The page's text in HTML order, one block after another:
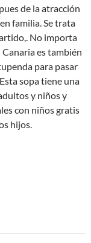
de la atracción
familia. Se trata
No importa
es también
para pasar
sopa tiene una
y niños y
con niños gratis
hijos.